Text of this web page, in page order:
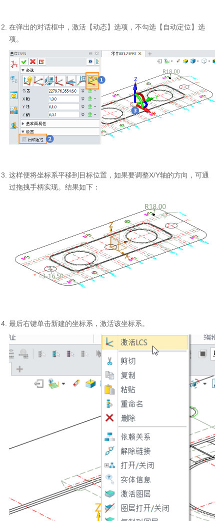
在弹出的对话框中，激活【动态】选项，不勾选【自动定位】选
项。
这样便将坐标系平移到目标位置，如果要调整X/Y轴的方向，可通
过拖拽手柄实现。结果如下：
最后右键单击新建的坐标系，激活该坐标系。